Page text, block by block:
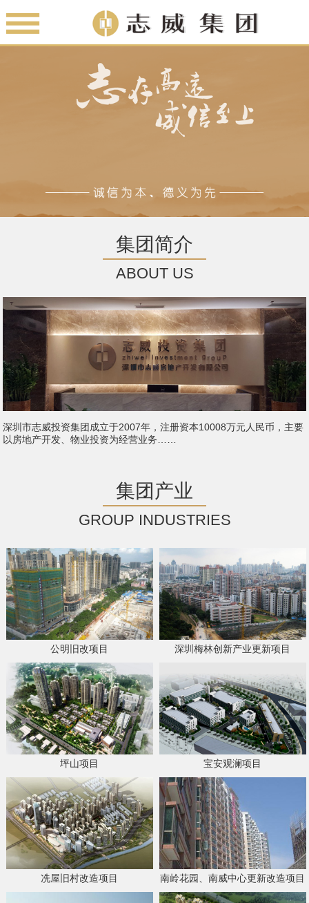
集团简介
ABOUT US
深圳市志威投资集团成立于2007年，注册资本10008万元人民币，主要
以房地产开发、物业投资为经营业务……
集团产业
GROUP INDUSTRIES
公明旧改项目 深圳梅林创新产业更新项目
坪山项目 宝安观澜项目
冼屋旧村改造项目 南岭花园、南威中心更新改造项目